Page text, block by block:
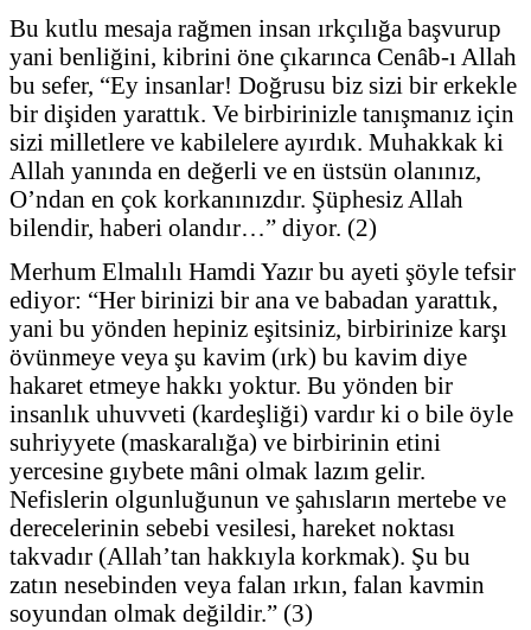
Bu kutlu mesaja rağmen insan ırkçılığa başvurup
yani benliğini, kibrini öne çıkarınca Cenâb-ı Allah
bu sefer, “Ey insanlar! Doğrusu biz sizi bir erkekle
bir dişiden yarattık. Ve birbirinizle tanışmanız için
sizi milletlere ve kabilelere ayırdık. Muhakkak ki
Allah yanında en değerli ve en üstsün olanınız,
O’ndan en çok korkanınızdır. Şüphesiz Allah
bilendir, haberi olandır…” diyor. (2)
Merhum Elmalılı Hamdi Yazır bu ayeti şöyle tefsir
ediyor: “Her birinizi bir ana ve babadan yarattık,
yani bu yönden hepiniz eşitsiniz, birbirinize karşı
övünmeye veya şu kavim (ırk) bu kavim diye
hakaret etmeye hakkı yoktur. Bu yönden bir
insanlık uhuvveti (kardeşliği) vardır ki o bile öyle
suhriyyete (maskaralığa) ve birbirinin etini
yercesine gıybete mâni olmak lazım gelir.
Nefislerin olgunluğunun ve şahısların mertebe ve
derecelerinin sebebi vesilesi, hareket noktası
takvadır (Allah’tan hakkıyla korkmak). Şu bu
zatın nesebinden veya falan ırkın, falan kavmin
soyundan olmak değildir.” (3)